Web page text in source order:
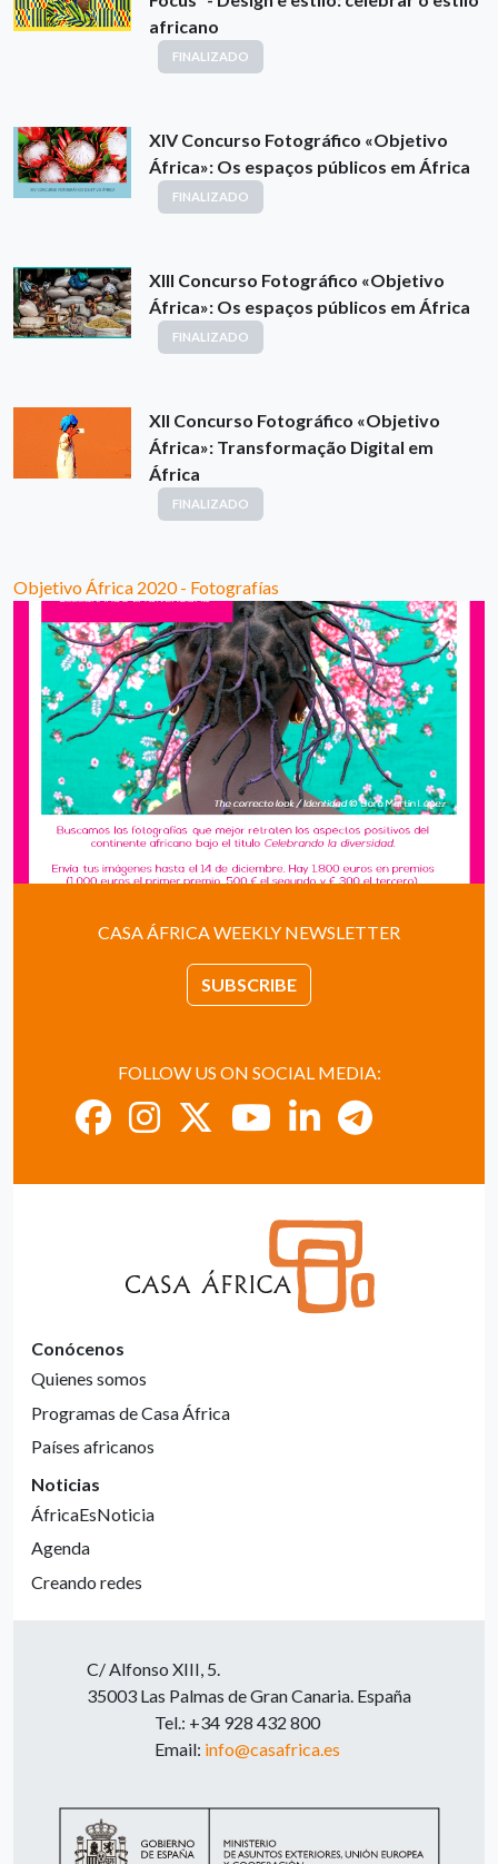
africano
FINALIZADO
XIV Concurso Fotográfico «Objetivo
África»: Os espaços públicos em África
FINALIZADO
XIII Concurso Fotográfico «Objetivo
África»: Os espaços públicos em África
FINALIZADO
XII Concurso Fotográfico «Objetivo
África»: Transformação Digital em
África
FINALIZADO
Objetivo África 2020 - Fotografías
CASA ÁFRICA WEEKLY NEWSLETTER
SUBSCRIBE
FOLLOW US ON SOCIAL MEDIA:
Conócenos
Quienes somos
Programas de Casa África
Países africanos
Noticias
ÁfricaEsNoticia
Agenda
Creando redes
C/ Alfonso XIII, 5.
35003 Las Palmas de Gran Canaria. España
Tel.: +34 928 432 800
Email: info@casafrica.es